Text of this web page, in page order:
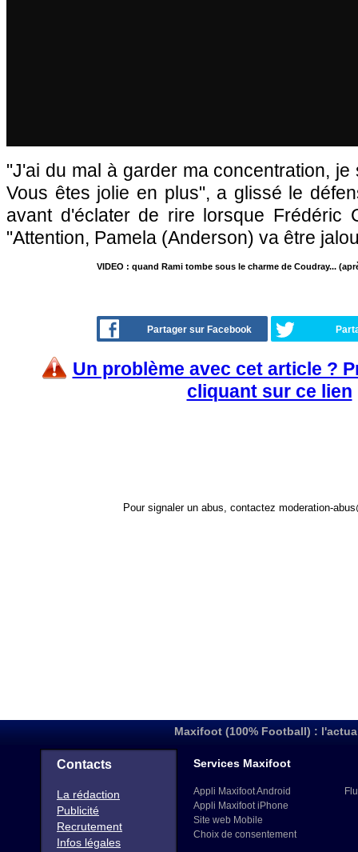
"J'ai du mal à garder ma concentration,
Vous êtes jolie en plus", a glissé le
avant d'éclater de rire lorsque Frédéric
"Attention, Pamela (Anderson) va être
VIDEO : quand Rami tombe sous le charme de Coudray...
Partager sur Facebook
Un problème avec cet article ?
cliquant sur ce lien
Pour signaler un abus, contactez moderation-
Maxifoot (100% Football) :
Contacts
La rédaction
Publicité
Recrutement
Infos légales
Services Maxifoot
Appli Maxifoot Android
Appli Maxifoot iPhone
Site web Mobile
Choix de consentement